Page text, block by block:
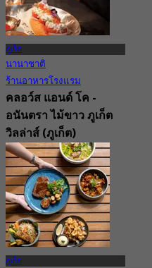
ภูเก็ต
นานาชาติ
ร้านอาหารโรงแรม
คลอว์ส แอนด์ โค -
อนันตรา ไม้ขาว ภูเก็ต
วิลล่าส์ (ภูเก็ต)
5.0
30 การจอง
จาก฿ 1,045
ภูเก็ต